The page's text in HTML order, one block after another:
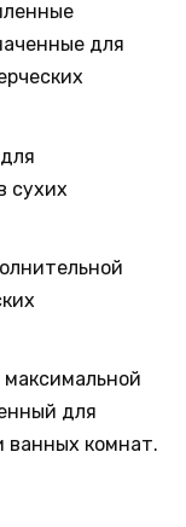
для
сухих
для
ванных комнат.